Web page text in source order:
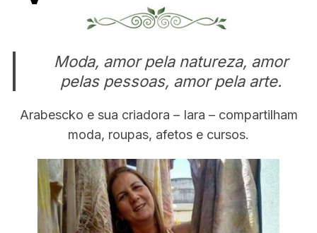
Moda, amor pela natureza, amor
pelas pessoas, amor pela arte.
Arabescko e sua criadora – Iara – compartilham
moda, roupas, afetos e cursos.